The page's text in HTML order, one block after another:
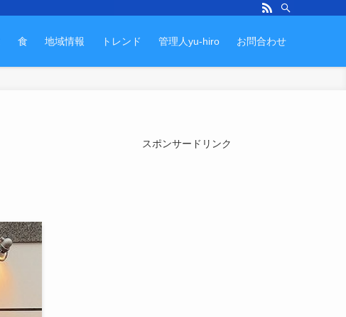
食 地域情報 トレンド 管理人yu-hiro お問合わせ
スポンサードリンク